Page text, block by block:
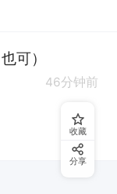
可）
46分钟前
收藏
分享